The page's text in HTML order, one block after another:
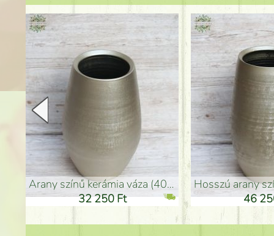
arany színű kerámia váza (40x26cm)
32 250 Ft
hosszú arany színű
46